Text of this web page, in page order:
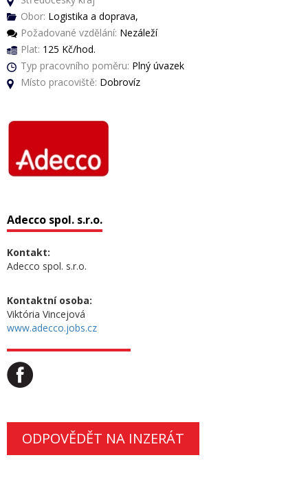
Obor: Logistika a doprava,
Požadované vzdělání: Nezáleží
Plat: 125 Kč/hod.
Typ pracovního poměru: Plný úvazek
Místo pracoviště: Dobrovíz
Adecco spol. s.r.o.
Kontakt:
Adecco spol. s.r.o.
Kontaktní osoba:
Viktória Vincejová
www.adecco.jobs.cz
ODPOVĚDĚT NA INZERÁT